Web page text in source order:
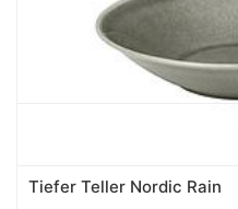
Tiefer Teller Nordic Rain